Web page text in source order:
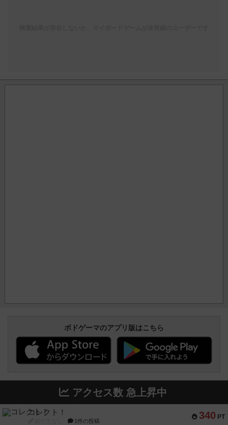
ボドゲーマのアプリ版はこちら
アクセス数 急上昇中
340 PT
コレクト！
1件の投稿